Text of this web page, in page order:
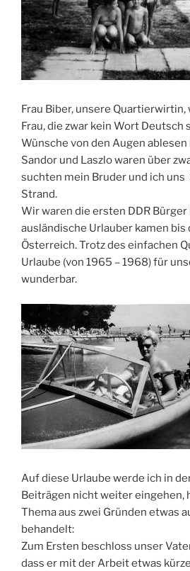
Frau Biber, unsere
Frau, die zwar kein Wort Deutsch
Wünsche von den Augen
Sandor und Laszlo waren über
suchten mein Bruder und ich uns
Strand.
Wir waren die ersten DDR
ausländische Urlauber kamen bis
Österreich. Trotz des einfachen
Urlaube (von 1965 – 1968) für
wunderbar.
Auf diese Urlaube werde ich in
Beiträgen nicht weiter eingehen,
Thema aus zwei Gründen etwas
behandelt:
Zum Ersten beschloss unser
dass er mit der Arbeit etwas